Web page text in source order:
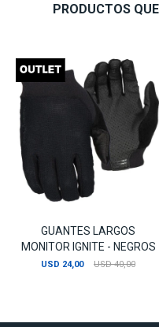
PRODUCTOS
GUANTES LARGOS
MONITOR IGNITE - NEGROS
USD 24,00 USD 40,00